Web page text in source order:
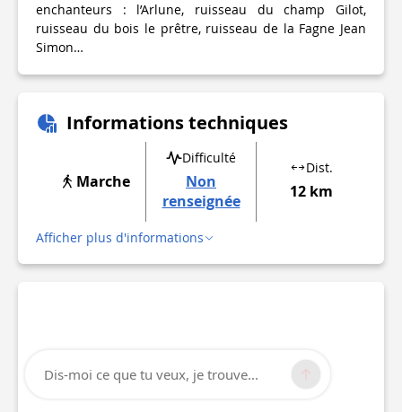
enchanteurs : l’Arlune, ruisseau du champ Gilot,
ruisseau du bois le prêtre, ruisseau de la Fagne Jean
Simon…
Informations techniques
Marche
Difficulté
Non
renseignée
Dist.
12 km
Afficher plus d'informations
Dis-moi ce que tu veux, je trouve...